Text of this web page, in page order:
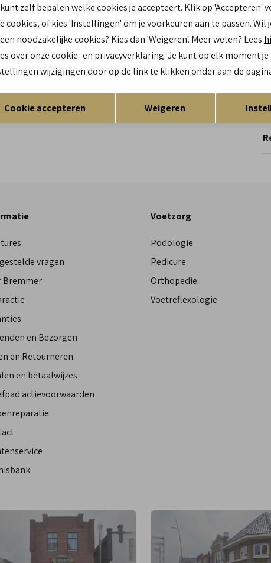
vragen
Bremmer
en Bezorgen
en Retourneren
en betaalwijzes
actievoorwaarden
Voetzorg
Podologie
Pedicure
Orthopedie
Voetreflexologie
Terug Opslaan
zelf bepalen welke cookies je accepteert. Klik op 'Accepteren'
cookies, of kies 'Instellingen' om je voorkeuren aan te passen. Wil
noodzakelijke cookies? Kies dan 'Weigeren'. Meer weten? Lees
over onze cookie- en privacyverklaring. Je kunt op elk moment je
wijzigingen door op de link te klikken onder aan de
Cookie accepteren Weigeren